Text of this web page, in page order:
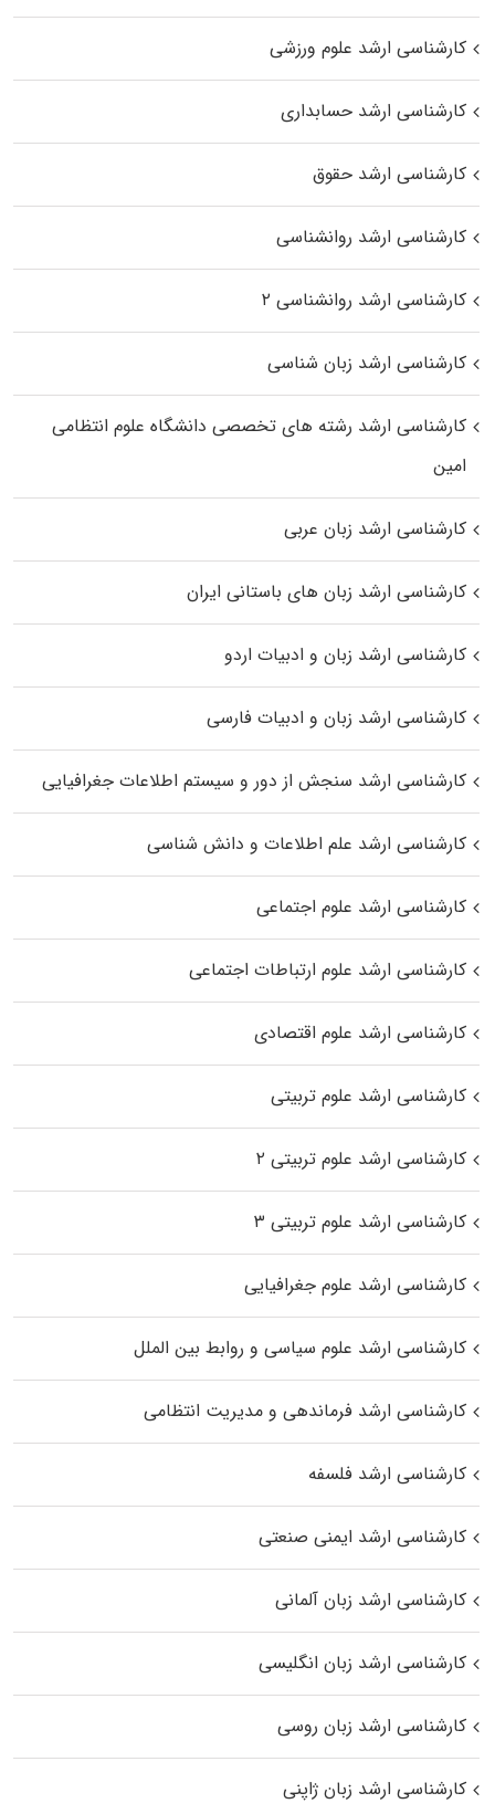
کارشناسی ارشد علوم ورزشی
کارشناسی ارشد حسابداری
کارشناسی ارشد حقوق
کارشناسی ارشد روانشناسی
کارشناسی ارشد روانشناسی ۲
کارشناسی ارشد زبان شناسی
کارشناسی ارشد رﺷﺘﻪ ﻫﺎی تخصصی داﻧﺸﮕﺎه ﻋﻠﻮم انتظامی
اﻣﻴﻦ
کارشناسی ارشد زبان عربی
کارشناسی ارشد زبان‌ های باستانی ایران
کارشناسی ارشد زبان و ادبیات اردو
کارشناسی ارشد زبان و ادبیات فارسی
کارشناسی ارشد سنجش از دور و سیستم اطلاعات جغرافیایی
کارشناسی ارشد علم اطلاعات و دانش شناسی
کارشناسی ارشد علوم اجتماعی
کارشناسی ارشد علوم ارتباطات اجتماعی
کارشناسی ارشد علوم اقتصادی
کارشناسی ارشد علوم تربیتی
کارشناسی ارشد علوم تربیتی ۲
کارشناسی ارشد علوم تربیتی ۳
کارشناسی ارشد علوم جغرافیایی
کارشناسی ارشد علوم سیاسی و روابط بین الملل
کارشناسی ارشد فرماندهی و مدیریت انتظامی
کارشناسی ارشد فلسفه
کارشناسی ارشد ایمنی صنعتی
کارشناسی ارشد زبان آلمانی
کارشناسی ارشد زبان انگلیسی
کارشناسی ارشد زبان روسی
کارشناسی ارشد زبان ژاپنی